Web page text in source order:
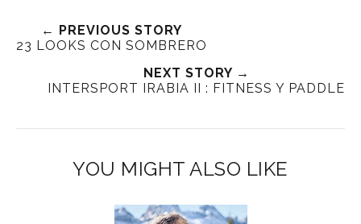
← PREVIOUS STORY
23 LOOKS CON SOMBRERO
NEXT STORY →
INTERSPORT IRABIA II : FITNESS Y PADDLE
YOU MIGHT ALSO LIKE